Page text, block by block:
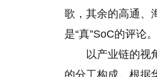
歌，其余的高通、
是“真”SoC的评论
以产业链的视
的分工构成。根据